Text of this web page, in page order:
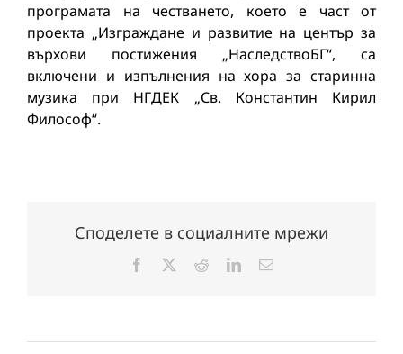
програмата на честването, което е част от
проекта „Изграждане и развитие на център за
върхови постижения „НаследствоБГ“, са
включени и изпълнения на хора за старинна
музика при НГДЕК „Св. Константин Кирил
Философ“.
Споделете в социалните мрежи
Facebook RedditLinkedInЕлектронна